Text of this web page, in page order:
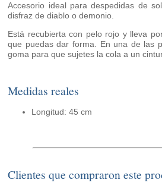
Accesorio ideal para despedidas de
disfraz de diablo o demonio.
Está recubierta con pelo rojo y lleva
que puedas dar forma. En una de las
goma para que sujetes la cola a un
Medidas reales
Longitud: 45 cm
Clientes que compraron este